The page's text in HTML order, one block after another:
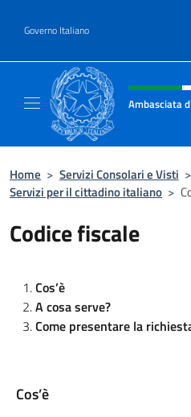
Governo Italiano
Intestazione sito,
Ambasciata
Home > Servizi Consolari e Visti >
Servizi per il cittadino italiano >
Codice fiscale
Cos’è
A cosa serve?
Come presentare la
Cos’è